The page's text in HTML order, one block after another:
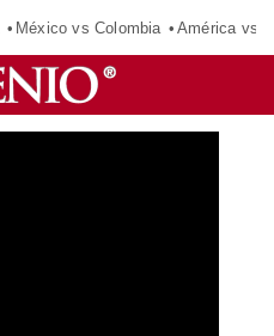
México vs Colombia América vs